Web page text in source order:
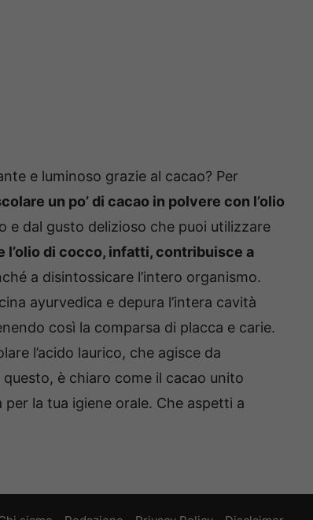
e luminoso grazie al cacao? Per
un po’ di cacao in polvere con l’olio
e dal gusto delizioso che puoi utilizzare
l’olio di cocco, infatti, contribuisce a
a disintossicare l’intero organismo.
ayurvedica e depura l’intera cavità
così la comparsa di placca e carie.
l’acido laurico, che agisce da
è chiaro come il cacao unito
per la tua igiene orale. Che aspetti a